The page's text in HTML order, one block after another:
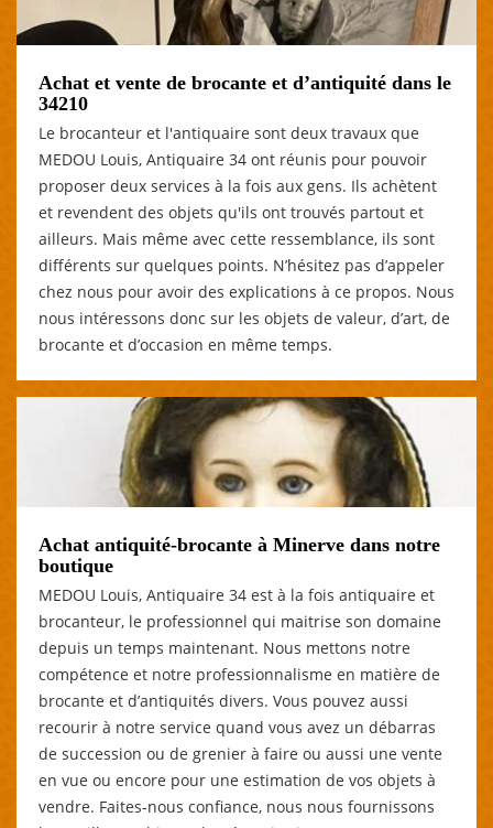
Achat et vente de brocante et d’antiquité dans le
34210
Le brocanteur et l'antiquaire sont deux travaux que
MEDOU Louis, Antiquaire 34 ont réunis pour pouvoir
proposer deux services à la fois aux gens. Ils achètent
et revendent des objets qu'ils ont trouvés partout et
ailleurs. Mais même avec cette ressemblance, ils sont
différents sur quelques points. N’hésitez pas d’appeler
chez nous pour avoir des explications à ce propos. Nous
nous intéressons donc sur les objets de valeur, d’art, de
brocante et d’occasion en même temps.
Achat antiquité-brocante à Minerve dans notre
boutique
MEDOU Louis, Antiquaire 34 est à la fois antiquaire et
brocanteur, le professionnel qui maitrise son domaine
depuis un temps maintenant. Nous mettons notre
compétence et notre professionnalisme en matière de
brocante et d’antiquités divers. Vous pouvez aussi
recourir à notre service quand vous avez un débarras
de succession ou de grenier à faire ou aussi une vente
en vue ou encore pour une estimation de vos objets à
vendre. Faites-nous confiance, nous nous fournissons